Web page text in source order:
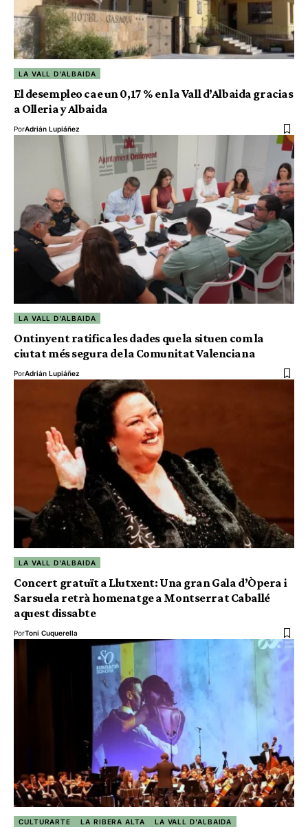
LA VALL D'ALBAIDA
El desempleo cae un 0,17 % en la Vall d’Albaida gracias
a Olleria y Albaida
PorAdrián Lupiáñez
LA VALL D'ALBAIDA
Ontinyent ratifica les dades que la situen com la
ciutat més segura de la Comunitat Valenciana
PorAdrián Lupiáñez
LA VALL D'ALBAIDA
Concert gratuït a Llutxent: Una gran Gala d’Òpera i
Sarsuela retrà homenatge a Montserrat Caballé
aquest dissabte
PorToni Cuquerella
CULTURARTE LA RIBERA ALTA LA VALL D'ALBAIDA